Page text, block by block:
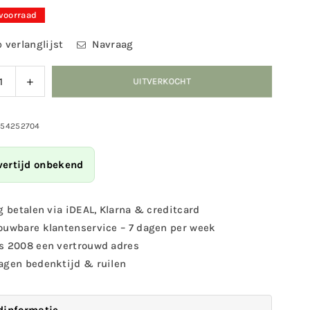
verlanglijst Navraag
Verhoog
de
voor
voor
UITVERKOCHT
onbekend
betalen via iDEAL, Klarna & creditcard
klantenservice – 7 dagen per week
2008 een vertrouwd adres
bedenktijd & ruilen